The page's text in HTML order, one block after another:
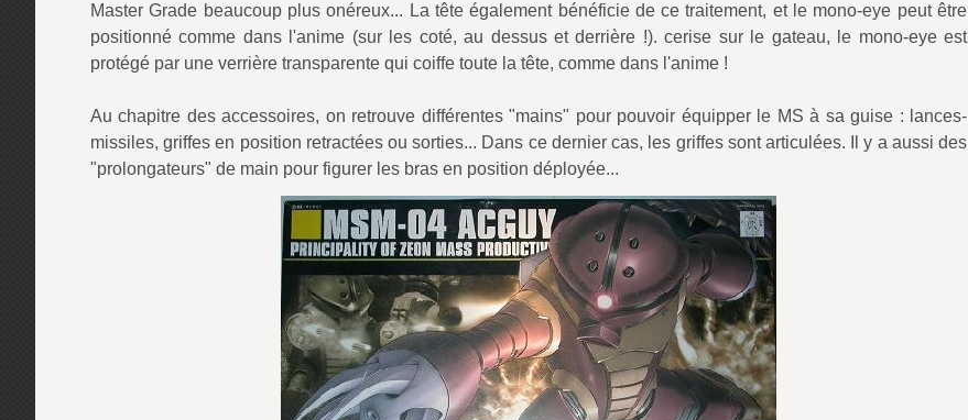
Master Grade beaucoup plus onéreux... La tête également bénéficie de ce traitement, et le mono-eye peut être
positionné comme dans l'anime (sur les coté, au dessus et derrière !). cerise sur le gateau, le mono-eye est
protégé par une verrière transparente qui coiffe toute la tête, comme dans l'anime !
Au chapitre des accessoires, on retrouve différentes "mains" pour pouvoir équipper le MS à sa guise : lances-
missiles, griffes en position retractées ou sorties... Dans ce dernier cas, les griffes sont articulées. Il y a aussi des
"prolongateurs" de main pour figurer les bras en position déployée...